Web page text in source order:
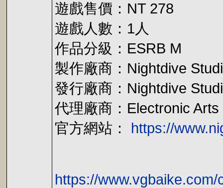
遊戲售價：NT 278
遊戲人數：1人
作品分級：ESRB M
製作廠商：Nightdive
發行廠商：Nightdive
代理廠商：Electronic Arts
官方網站： https://
https://